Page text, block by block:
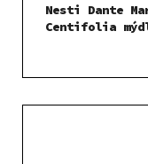
Nesti Dante
Centifolia